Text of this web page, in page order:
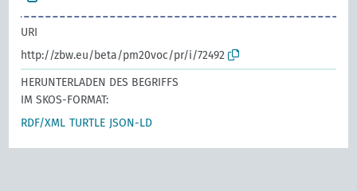
URI
http://zbw.eu/beta/pm20voc/pr/i/72492
HERUNTERLADEN DES BEGRIFFS
IM SKOS-FORMAT:
RDF/XML TURTLE JSON-LD